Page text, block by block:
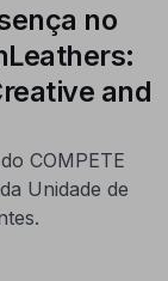
no
and
COMPETE
Unidade de